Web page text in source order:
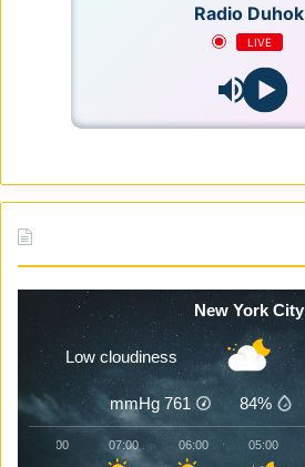
Radio Duhok
LIVE
New York City
Low cloudiness
84%
761
mmHg
05:00
06:00
07:00
08:00